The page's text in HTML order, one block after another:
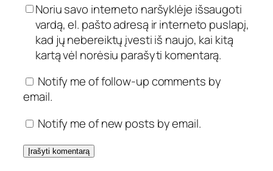
Noriu savo interneto naršyklėje išsaugoti
vardą, el. pašto adresą ir interneto puslapį,
kad jų nebereiktų įvesti iš naujo, kai kitą
kartą vėl norėsiu parašyti komentarą.
Notify me of follow-up comments by
email.
Notify me of new posts by email.